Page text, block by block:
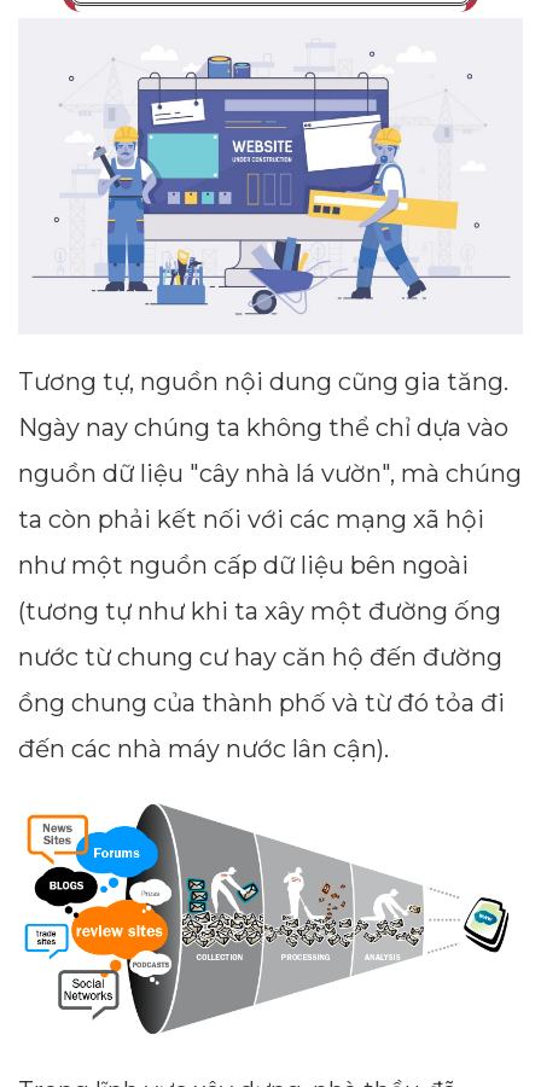
Tương tự, nguồn nội dung cũng gia tăng.
Ngày nay chúng ta không thể chỉ dựa vào
nguồn dữ liệu "cây nhà lá vườn", mà chúng
ta còn phải kết nối với các mạng xã hội
như một nguồn cấp dữ liệu bên ngoài
(tương tự như khi ta xây một đường ống
nước từ chung cư hay căn hộ đến đường
ồng chung của thành phố và từ đó tỏa đi
đến các nhà máy nước lân cận).
Dimensions
Impressions